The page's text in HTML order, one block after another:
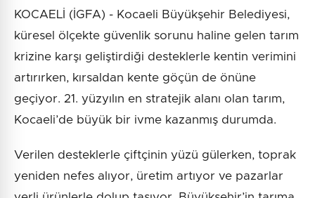
KOCAELİ (İGFA) - Kocaeli Büyükşehir Belediyesi,
küresel ölçekte güvenlik sorunu haline gelen tarım
krizine karşı geliştirdiği desteklerle kentin verimini
artırırken, kırsaldan kente göçün de önüne
geçiyor. 21. yüzyılın en stratejik alanı olan tarım,
Kocaeli’de büyük bir ivme kazanmış durumda.
Verilen desteklerle çiftçinin yüzü gülerken, toprak
yeniden nefes alıyor, üretim artıyor ve pazarlar